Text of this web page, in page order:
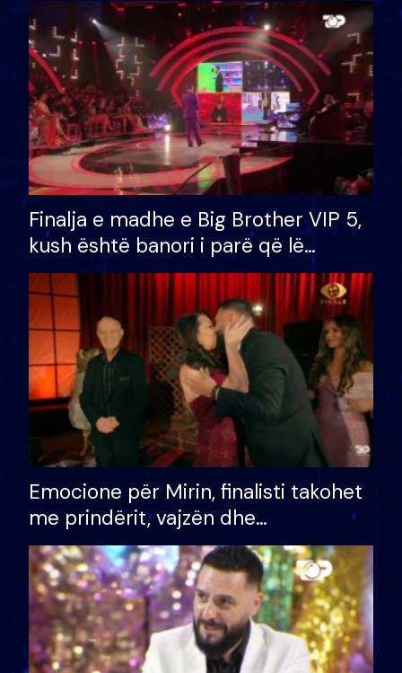
Finalja e madhe e Big Brother VIP 5,
kush është banori i parë që lë
shtëpinë dhe humb mundësinë për
të fituar çmimin e madh
Emocione për Mirin, finalisti takohet
me prindërit, vajzën dhe
bashkëshorten: S’kemi ndonjë letër
divorci apo jo?